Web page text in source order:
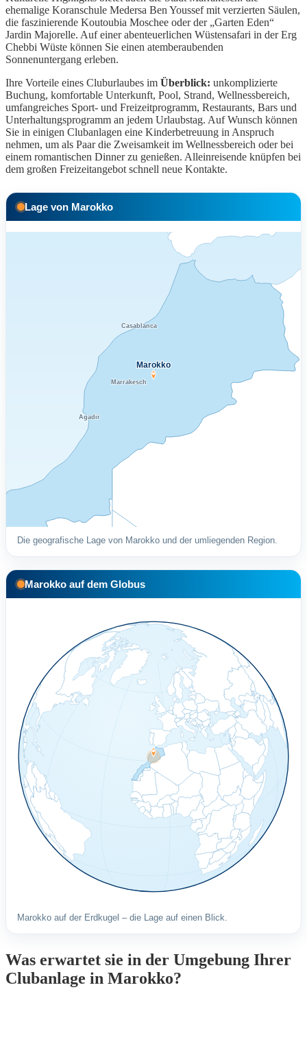
ehemalige Koranschule Medersa Ben Youssef mit verzierten Säulen,
die faszinierende Koutoubia Moschee oder der „Garten Eden“
Jardin Majorelle. Auf einer abenteuerlichen Wüstensafari in der Erg
Chebbi Wüste können Sie einen atemberaubenden
Sonnenuntergang erleben.
Ihre Vorteile eines Cluburlaubes im Überblick: unkomplizierte
Buchung, komfortable Unterkunft, Pool, Strand, Wellnessbereich,
umfangreiches Sport- und Freizeitprogramm, Restaurants, Bars und
Unterhaltungsprogramm an jedem Urlaubstag. Auf Wunsch können
Sie in einigen Clubanlagen eine Kinderbetreuung in Anspruch
nehmen, um als Paar die Zweisamkeit im Wellnessbereich oder bei
einem romantischen Dinner zu genießen. Alleinreisende knüpfen bei
dem großen Freizeitangebot schnell neue Kontakte.
Lage von Marokko
Marrakesch
Agadir
Casablanca
Marokko
Die geografische Lage von Marokko und der umliegenden Region.
Marokko auf dem Globus
Marokko auf der Erdkugel – die Lage auf einen Blick.
Was erwartet sie in der Umgebung Ihrer
Clubanlage in Marokko?